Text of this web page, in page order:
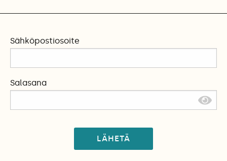
Sähköpostiosoite
Salasana
LÄHETÄ